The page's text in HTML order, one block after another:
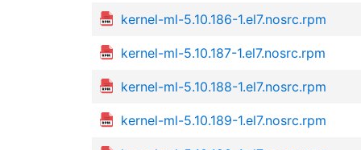
kernel-ml-5.10.186-1.el7.nosrc.rpm
kernel-ml-5.10.187-1.el7.nosrc.rpm
kernel-ml-5.10.188-1.el7.nosrc.rpm
kernel-ml-5.10.189-1.el7.nosrc.rpm